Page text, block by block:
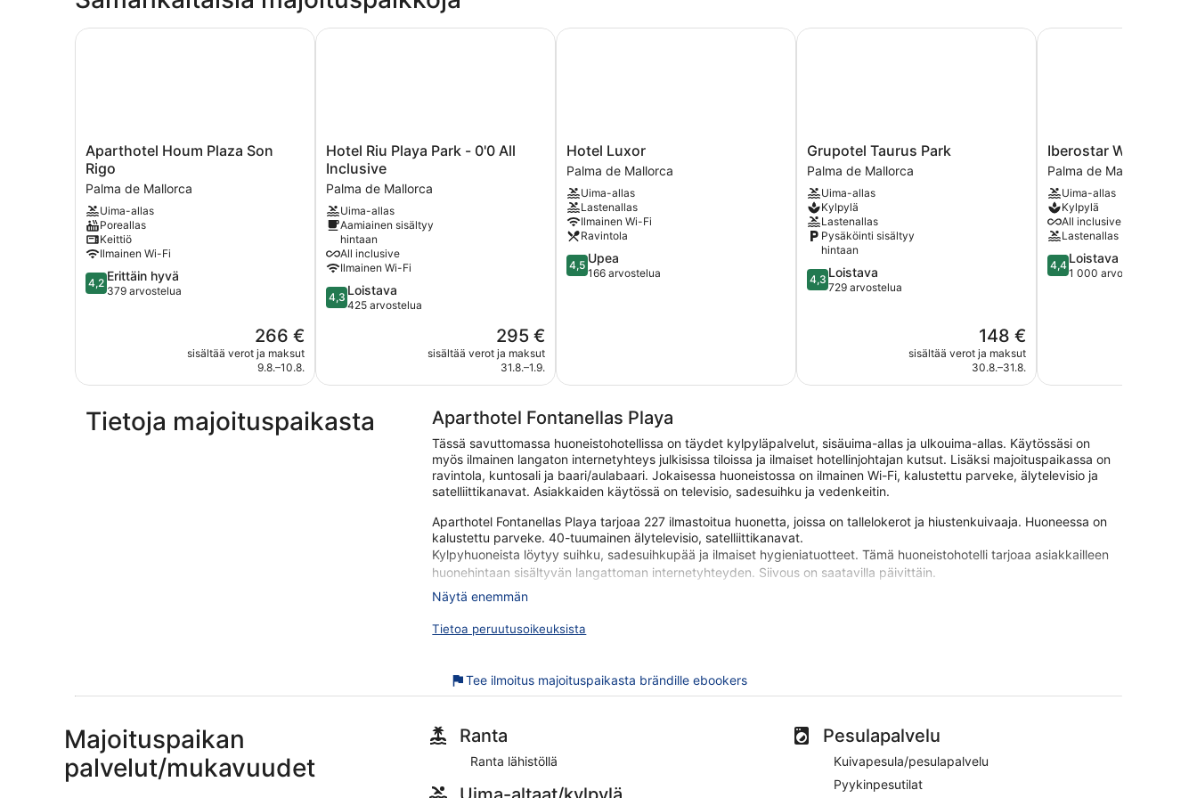
Aparthotel
Houm
Plaza
Son
Rigo
Palma
de
Mallorca
Aparthotel Houm Plaza Son
Rigo
Palma de Mallorca
Uima-allas
Poreallas
Keittiö
Ilmainen Wi-Fi
4.2
kautta
4,2 Erittäin hyvä
379 arvostelua
Hinta
on
266 €
266 €
sisältää verot ja maksut
9.8.–10.8.
Aparthotel Houm Plaza Son Rigo
Hotel
Riu
Playa
Park
-
0'0
Inclusive
Palma
de
Mallorca
Hotel Riu Playa Park - 0'0 All
Inclusive
Palma de Mallorca
Uima-allas
Aamiainen sisältyy
hintaan
All inclusive
Ilmainen Wi-Fi
4.3
kautta
4,3 Loistava
425 arvostelua
Hinta
on
295 €
295 €
sisältää verot ja maksut
31.8.–1.9.
Hotel Riu Playa Park - 0'0 All Inclusive
Hotel
Luxor
Palma
de
Mallorca
Hotel Luxor
Palma de Mallorca
Uima-allas
Lastenallas
Ilmainen Wi-Fi
Ravintola
4.5
kautta
4,5 Upea
166 arvostelua
Hotel Luxor
Grupotel
Taurus
Park
Palma
de
Mallorca
Grupotel Taurus Park
Palma de Mallorca
Uima-allas
Kylpylä
Lastenallas
Pysäköinti sisältyy
hintaan
4.3
kautta
4,3 Loistava
729 arvostelua
Hinta
on
148 €
148 €
sisältää verot ja maksut
30.8.–31.8.
Grupotel Taurus Park
Iberostar
Waves
Cristina
Palma
de
Mallorca
Iberostar Waves
Palma de Mallorca
Uima-allas
Kylpylä
All inclusive saatavilla
Lastenallas
4.4
kautta
4,4 Loistava
1 000 arvostelua
Iberostar Waves
Tietoja majoituspaikasta Aparthotel Fontanellas Playa
Tässä savuttomassa huoneistohotellissa on täydet kylpyläpalvelut, sisäuima-allas ja ulkouima-allas. Käytössäsi on
myös ilmainen langaton internetyhteys julkisissa tiloissa ja ilmaiset hotellinjohtajan kutsut. Lisäksi majoituspaikassa on
ravintola, kuntosali ja baari/aulabaari. Jokaisessa huoneistossa on ilmainen Wi-Fi, kalustettu parveke, älytelevisio ja
satelliittikanavat. Asiakkaiden käytössä on televisio, sadesuihku ja vedenkeitin.
Aparthotel Fontanellas Playa tarjoaa 227 ilmastoitua huonetta, joissa on tallelokerot ja hiustenkuivaaja. Huoneessa on
kalustettu parveke. 40-tuumainen älytelevisio, satelliittikanavat.
Kylpyhuoneista löytyy suihku, sadesuihkupää ja ilmaiset hygieniatuotteet. Tämä huoneistohotelli tarjoaa asiakkailleen
huonehintaan sisältyvän langattoman internetyhteyden. Siivous on saatavilla päivittäin.
Käytössäsi on sisäuima-allas, ulkouima-allas ja lastenallas. Muihin vapaa-ajan palveluihin kuuluvat sauna ja kuntosali.
Kylpylässä on tarjolla muun muassa refleksologiahoitoja. Kylpylä on auki tiettyinä päivinä.
vain lyhyen kävelymatkan päässä kohteesta Playa de Palman ranta. Majoituspaikassa on saatavilla ilmainen Wi-Fi
yleisissä tiloissa, ilmaiset hotellinjohtajan kutsut ja täyden palvelun kylpylä. Tässä 4 tähden huoneistohotellissa on
227 huoneistoa 6 kerroksessa. Jokaisessa huoneistossa tarjoaa ilmaisen Wi-Fi-yhteyden ja kalustetun parvekkeen.
Jokaisessa huoneistossa tarjoaa asiakkaille kalustetun parvekkeen, älytelevision ja sadesuihkun
Näytä enemmän
Tietoa peruutusoikeuksista
Tee ilmoitus majoituspaikasta brändille ebookers
Majoituspaikan
palvelut/mukavuudet
Ranta
Ranta lähistöllä
Pesulapalvelu
Kuivapesula/pesulapalvelu
Pyykinpesutilat